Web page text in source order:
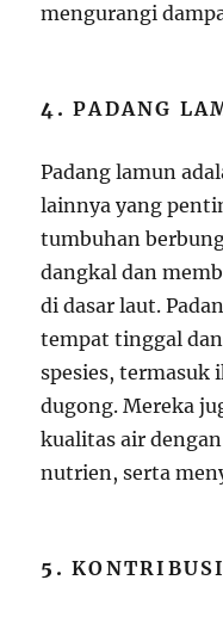
mengurangi
4.PADANG
Padang lamun
lainnya yang
tumbuhan
dangkal dan
di dasar laut.
tempat tinggal
spesies, termasuk
dugong. Mereka
kualitas air
nutrien, serta
5.